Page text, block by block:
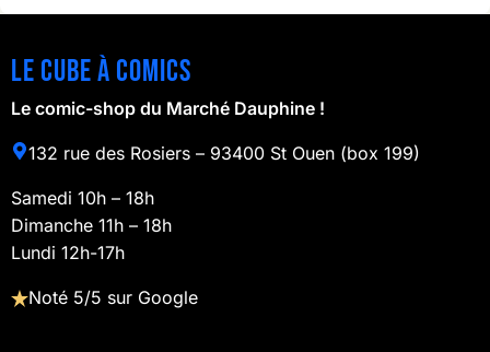
Le cube à comics
Le comic-shop du Marché Dauphine !
132 rue des Rosiers – 93400 St Ouen (box 199)
Samedi 10h – 18h
Dimanche 11h – 18h
Lundi 12h-17h
Noté 5/5 sur Google